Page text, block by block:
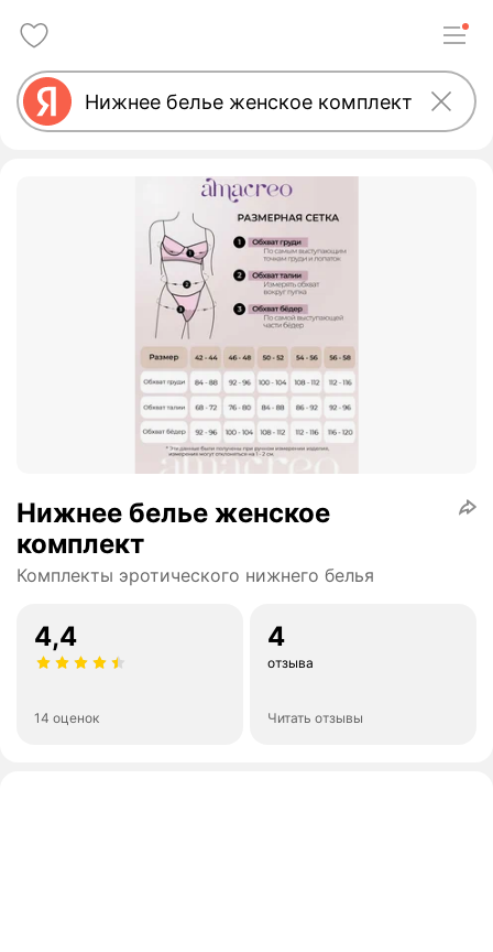
Нижнее белье женское
комплект
Комплекты эротического нижнего белья
4,4
14 оценок
4
отзыва
Читать отзывы